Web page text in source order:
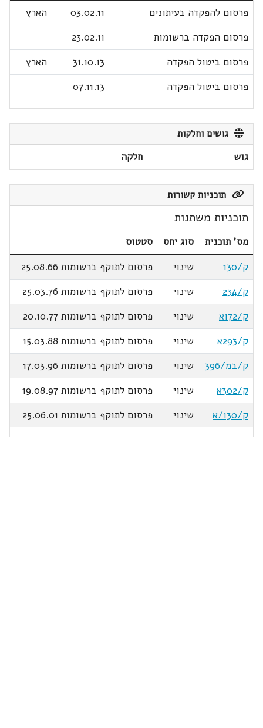
פרסום להפקדה בעיתונים
03.02.11
הארץ
פרסום הפקדה ברשומות
23.02.11
פרסום ביטול הפקדה
31.10.13
הארץ
פרסום ביטול הפקדה
07.11.13
גושים וחלקות
גוש חלקה
תוכניות קשורות
תוכניות משתנות
מס' תוכנית סוג יחס
סטטוס
ק/130
שינוי
פרסום לתוקף ברשומות 25.08.66
ק/234
שינוי
פרסום לתוקף ברשומות 25.03.76
ק/172א
שינוי
פרסום לתוקף ברשומות 20.10.77
ק/293א
שינוי
פרסום לתוקף ברשומות 15.03.88
ק/במ/396
שינוי
פרסום לתוקף ברשומות 17.03.96
ק/302א
שינוי
פרסום לתוקף ברשומות 19.08.97
ק/130/א
שינוי פרסום לתוקף ברשומות 25.06.01